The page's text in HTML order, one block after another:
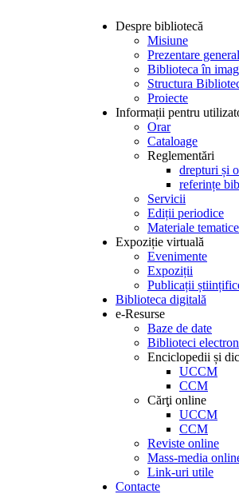
Despre bibliotecă
Misiune
Prezentare
Biblioteca în
Structura
Proiecte
Informații pentru
Orar
Cataloage
Reglementări
drepturi și
referințe
Servicii
Ediții periodice
Materiale tematice
Expoziție virtuală
Evenimente
Expoziții
Publicații
Biblioteca digitală
e-Resurse
Baze de date
Biblioteci
Enciclopedii și
UCCM
CCM
Cărţi online
UCCM
CCM
Reviste online
Mass-media
Link-uri utile
Contacte